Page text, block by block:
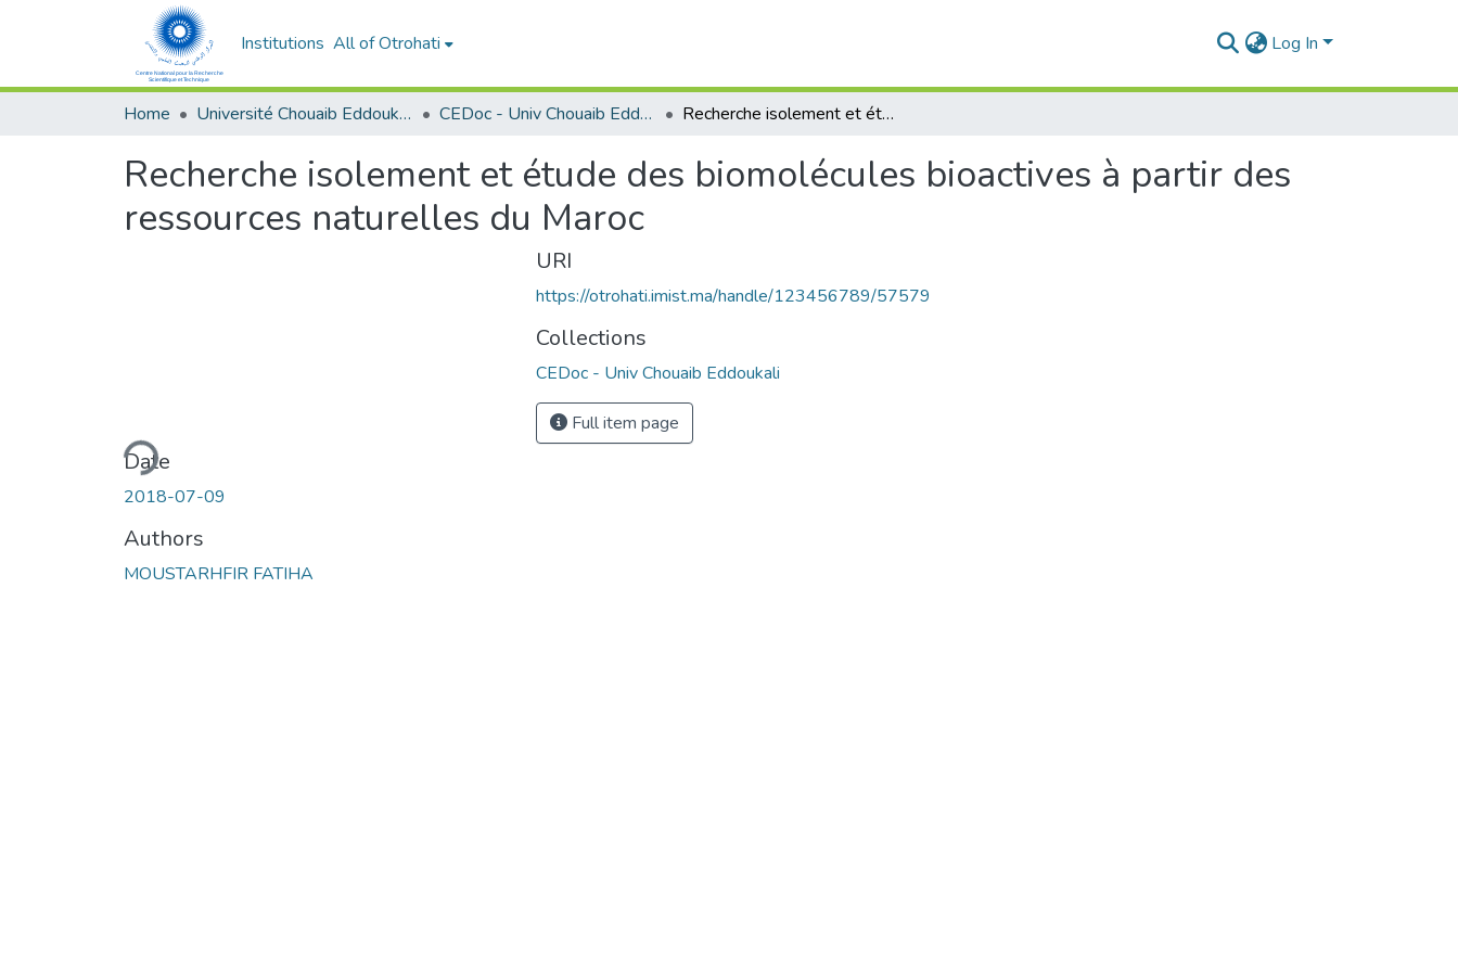
Institutions All of Otrohati Log In
Home Université Chouaib Eddoukali - El Jadida CEDoc - Univ Chouaib Eddoukali Recherche isolement et étude des biomolécules bioactives à partir des ressources naturelles du Maroc
Recherche isolement et étude des biomolécules bioactives à partir des
ressources naturelles du Maroc
Loading...
Date
2018-07-09
Authors
MOUSTARHFIR FATIHA
URI
https://otrohati.imist.ma/handle/123456789/57579
Collections
CEDoc - Univ Chouaib Eddoukali
Full item page